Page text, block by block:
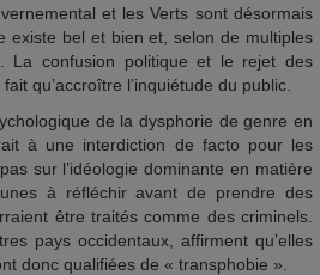
et les Verts sont désormais
existe bel et bien et, selon de multiples
La confusion politique et le rejet des
qu’accroître l’inquiétude du public.
de la dysphorie de genre en
à une interdiction de facto pour les
sur l’idéologie dominante en matière
à réfléchir avant de prendre des
être traités comme des criminels.
pays occidentaux, affirment qu’elles
donc qualifiées de « transphobie ».